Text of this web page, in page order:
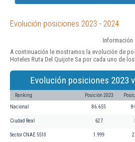
Evolución posiciones 2023 - 2024
A continuación le mostramos la evolución de
Hoteles Ruta Del Quijote Sa por cada uno de
Evolución posiciones 2023
Ranking Posición 2023
Nacional 86.655
Ciudad Real 627
Sector CNAE 5510 1.999